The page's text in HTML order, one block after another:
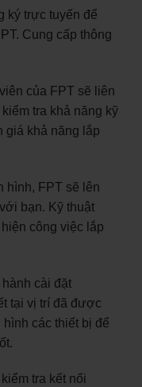
ký trực tuyến để
Cung cấp thông
của FPT sẽ liên
tra khả năng kỹ
giá khả năng lắp
hình, FPT sẽ lên
bạn. Kỹ thuật
công việc lắp
cài đặt
tại vị trí đã được
các thiết bị để
tra kết nối